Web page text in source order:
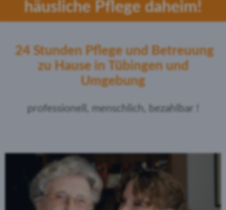
häusliche Pflege daheim!
24 Stunden Pflege und Betreuung
zu Hause in Tübingen und
Umgebung
professionell, menschlich, bezahlbar !